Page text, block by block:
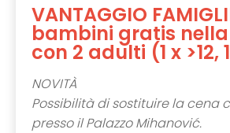
VANTAGGIO
bambini gratis
con 2 adulti (1 x >12,
NOVITÀ
Possibilità di sostituire la cena
presso il Palazzo Mihanović.